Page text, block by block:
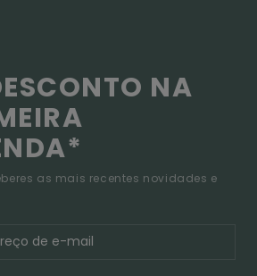
NA
as mais recentes novidades e